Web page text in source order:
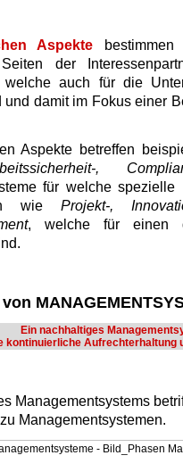
Aspekte bestimmen
der
auch für die
und damit im Fokus einer
Aspekte betreffen
,
für welche
wie Projekt-,
, welche für einen
Ein nachhaltiges
kontinuierliche Aufrechterhaltung
Managementsystems
Managementsystemen.